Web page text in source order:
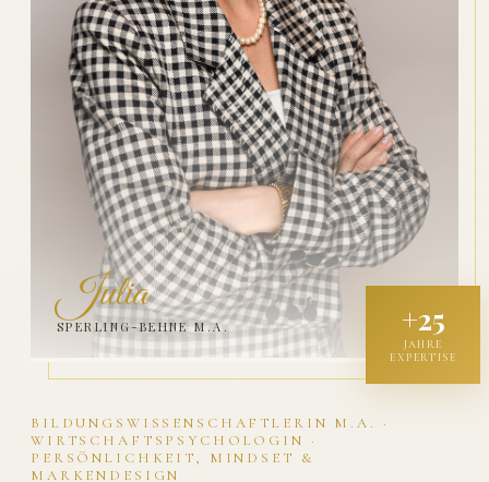
BILDUNGSWISSENSCHAFTLERIN M.A. ·
WIRTSCHAFTSPSYCHOLOGIN ·
PERSÖNLICHKEIT, MINDSET &
MARKENDESIGN
Julia
SPERLING-BEHNE M.A. +25
JAHRE
EXPERTISE